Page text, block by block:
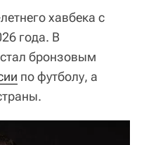
хавбека с
года. В
бронзовым
по футболу, а